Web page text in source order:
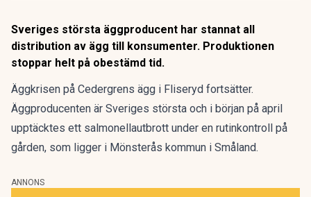
Sveriges största äggproducent har stannat all
distribution av ägg till konsumenter. Produktionen
stoppar helt på obestämd tid.
Äggkrisen på Cedergrens ägg i Fliseryd fortsätter.
Äggproducenten är Sveriges största och i början på april
upptäcktes ett salmonellautbrott under en rutinkontroll på
gården, som ligger i Mönsterås kommun i Småland.
ANNONS